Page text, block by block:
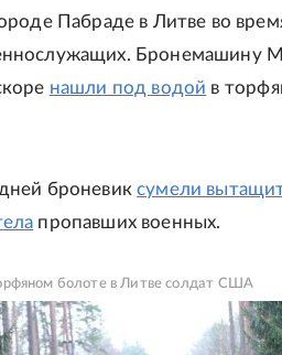
Пабраде в Литве во
Бронемашину
нашли под водой в
броневиксумели
ела пропавших военных.
болоте в Литве солдат США